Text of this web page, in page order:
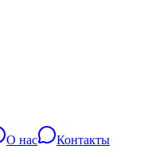
О нас Контакты